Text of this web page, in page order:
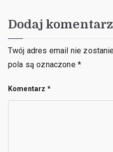
Dodaj komentarz
Twój adres email nie
pola są oznaczone *
Komentarz *